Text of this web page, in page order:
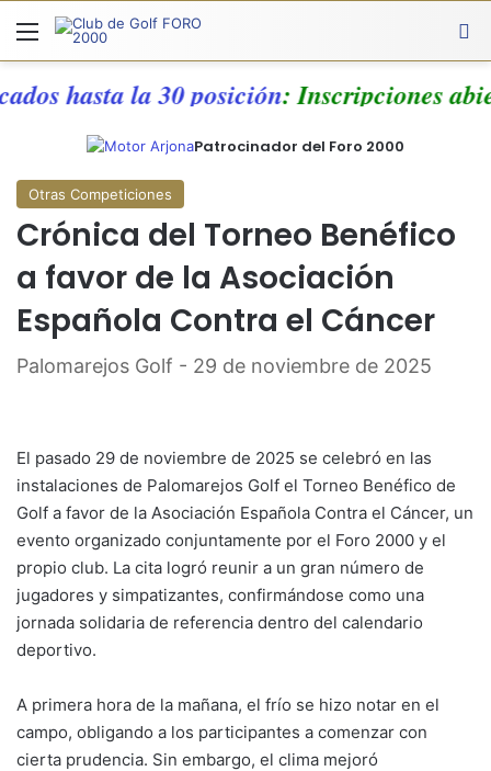
Menú
hasta la 30 posición: Inscripciones
Patrocinador del Foro 2000
Otras Competiciones
Crónica del Torneo Benéfico
a favor de la Asociación
Española Contra el Cáncer
Palomarejos Golf - 29 de noviembre de 2025
El pasado 29 de noviembre de 2025 se celebró en las
instalaciones de Palomarejos Golf el Torneo Benéfico de
Golf a favor de la Asociación Española Contra el Cáncer, un
evento organizado conjuntamente por el Foro 2000 y el
propio club. La cita logró reunir a un gran número de
jugadores y simpatizantes, confirmándose como una
jornada solidaria de referencia dentro del calendario
deportivo.
A primera hora de la mañana, el frío se hizo notar en el
campo, obligando a los participantes a comenzar con
cierta prudencia. Sin embargo, el clima mejoró